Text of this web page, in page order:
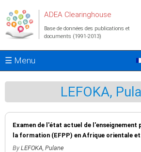
ADEA Clearinghouse
Base de données des publications et
documents (1991-2013)
☰ Menu
LEFOKA,
Examen de l'état actuel de
la formation (EFPP) en Afrique orientale
By LEFOKA, Pulane